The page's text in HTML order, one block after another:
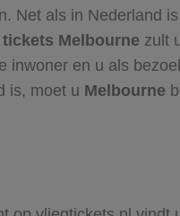
Net als in Nederland
tickets Melbourne zult
inwoner en u als
is, moet u Melbourne